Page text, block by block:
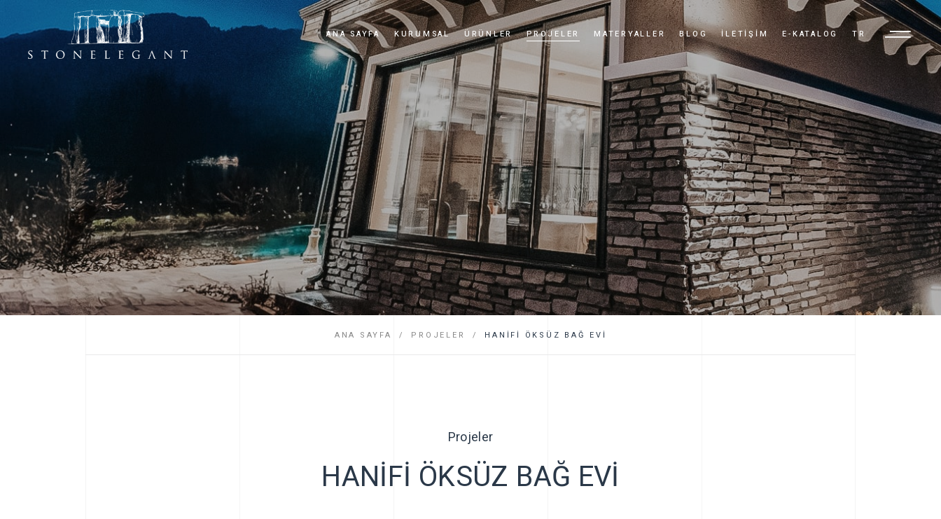
ANA SAYFA KURUMSAL
Hikayemiz
Değerlerimiz
Kalite Politikamız
Uygulamalar
Sertifikalar
Haberler ve Etkinlikler
Bayilik
Videolar
ÜRÜNLER
Kültür Taşı
Kültür Tuğlası
PROJELER MATERYALLER BLOG İLETIŞIM E-KATALOG TR
TR
EN
AR
ANA SAYFA PROJELER HANİFİ ÖKSÜZ BAĞ EVİ
Projeler
HANİFİ ÖKSÜZ BAĞ EVİ